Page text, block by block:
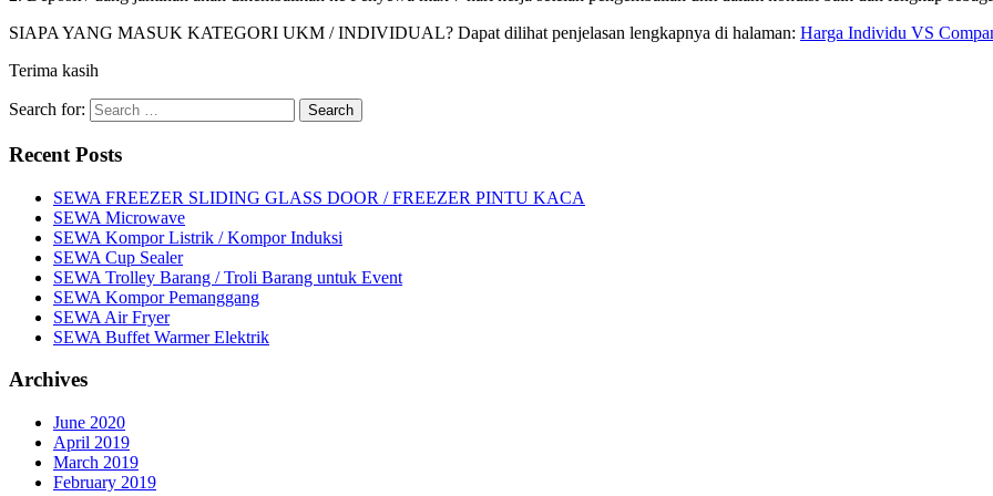
SIAPA YANG MASUK KATEGORI UKM / INDIVIDUAL? Dapat dilihat penjelasan lengkapnya di halaman: Harga Individu VS
Terima kasih
Search for:
Recent Posts
SEWA FREEZER SLIDING GLASS DOOR / FREEZER PINTU KACA
SEWA Microwave
SEWA Kompor Listrik / Kompor Induksi
SEWA Cup Sealer
SEWA Trolley Barang / Troli Barang untuk Event
SEWA Kompor Pemanggang
SEWA Air Fryer
SEWA Buffet Warmer Elektrik
Archives
June 2020
April 2019
March 2019
February 2019